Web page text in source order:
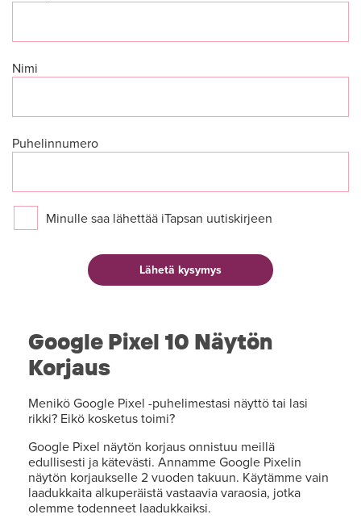
Nimi
Puhelinnumero
Minulle saa lähettää iTapsan uutiskirjeen
Google Pixel 10 Näytön
Korjaus
Menikö Google Pixel -puhelimestasi näyttö tai lasi
rikki? Eikö kosketus toimi?
Google Pixel näytön korjaus onnistuu meillä
edullisesti ja kätevästi. Annamme Google Pixelin
näytön korjaukselle 2 vuoden takuun. Käytämme vain
laadukkaita alkuperäistä vastaavia varaosia, jotka
olemme todenneet laadukkaiksi.